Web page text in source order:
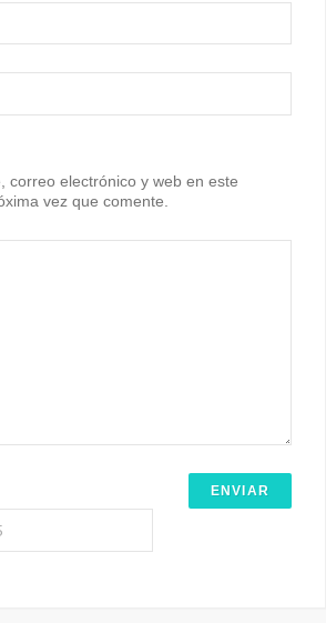
correo electrónico y web en este
vez que comente.